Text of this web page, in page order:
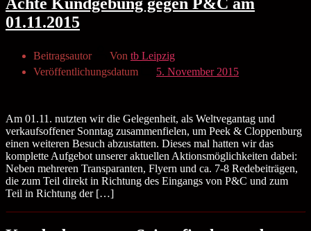
01.11.2015
Beitragsautor Von tb Leipzig
Veröffentlichungsdatum
5. November 2015
Am 01.11. nutzten wir die Gelegenheit, als Weltvegantag und
verkaufsoffener Sonntag zusammenfielen, um Peek & Cloppenburg
einen weiteren Besuch abzustatten. Dieses mal hatten wir das
komplette Aufgebot unserer aktuellen Aktionsmöglichkeiten dabei:
Neben mehreren Transparanten, Flyern und ca. 7-8 Redebeiträgen,
die zum Teil direkt in Richtung des Eingangs von P&C und zum
Teil in Richtung der […]